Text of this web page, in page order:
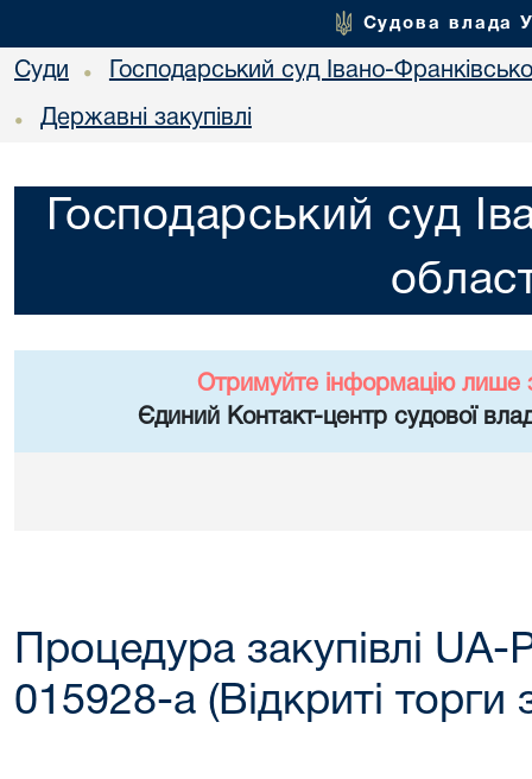
Судова влада
Суди • Господарський суд Івано-
• Державні закупівлі
Господарський суд
Отримуйте інформацію лише
Єдиний Контакт-центр судової
Процедура закупівлі
015928-a (Відкриті